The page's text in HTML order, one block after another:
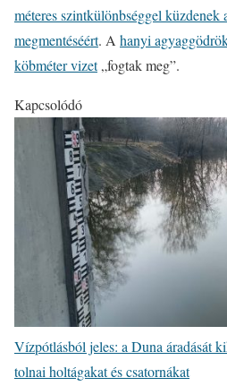
méteres szintkülönbséggel
megmentéséért. A hanyi
köbméter vizet„fogtak meg”.
Kapcsolódó
Vízpótlásból jeles: a Duna áradását
tolnai holtágakat és csatornákat